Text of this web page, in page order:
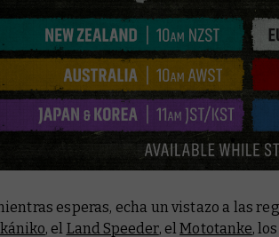
esperas, echa un vistazo a las
, el Land Speeder, elMototanke, los